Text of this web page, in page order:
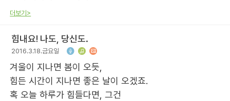
더보기>
힘내요! 나도, 당신도.
2016.3.18.금요일
겨울이 지나면 봄이 오듯,
힘든 시간이 지나면 좋은 날이 오겠죠.
혹 오늘 하루가 힘들다면, 그건